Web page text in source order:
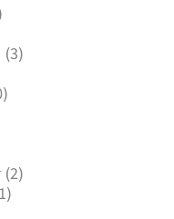
(3)
(2)